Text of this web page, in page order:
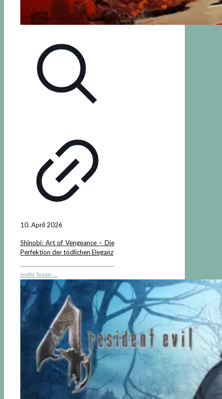
10. April 2026
Shinobi: Art of Vengeance – Die
Perfektion der tödlichen Eleganz
mehr lesen ...